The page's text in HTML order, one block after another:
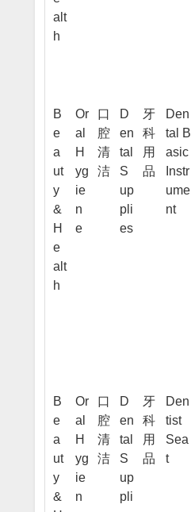
alt
h
B
e
a
ut
y
&
H
e
alt
h
Or
al
H
yg
ie
n
e
口
腔
清
洁
D
en
tal
S
up
pli
es
牙
科
用
品
Den
tal B
asic
Instr
ume
nt
B
e
a
ut
y
&
Or
al
H
yg
ie
n
口
腔
清
洁
D
en
tal
S
up
pli
牙
科
用
品
Den
tist
Sea
t